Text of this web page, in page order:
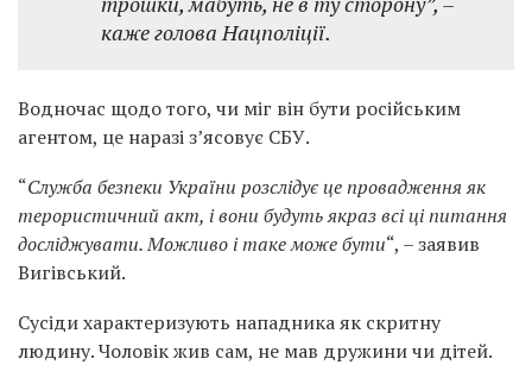
каже голова Нацполіції.
Водночас щодо того, чи міг він бути російським
агентом, це наразі з’ясовує СБУ.
“Служба безпеки України розслідує це провадження як
терористичний акт, і вони будуть якраз всі ці питання
досліджувати. Можливо і таке може бути“, – заявив
Вигівський.
Сусіди характеризують нападника як скритну
людину. Чоловік жив сам, не мав дружини чи дітей.